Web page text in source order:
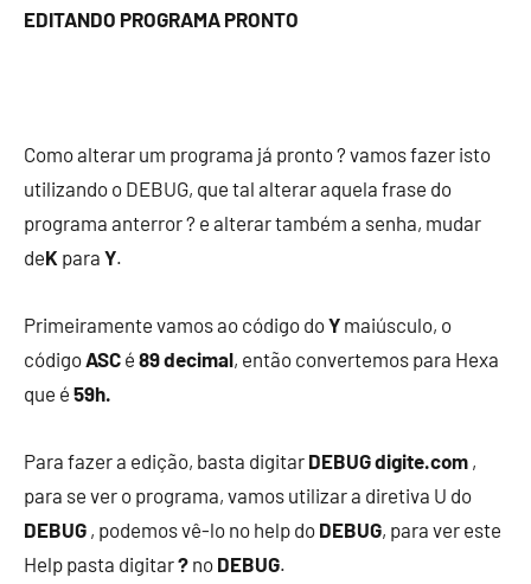
EDITANDO PROGRAMA PRONTO
Como alterar um programa já pronto ? vamos fazer isto
utilizando o DEBUG, que tal alterar aquela frase do
programa anterror ? e alterar também a senha, mudar
deK para Y.
Primeiramente vamos ao código doY maiúsculo, o
códigoASC é 89 decimal, então convertemos para Hexa
que é 59h.
Para fazer a edição, basta digitar DEBUG digite.com ,
para se ver o programa, vamos utilizar a diretiva U do
DEBUG , podemos vê-lo no help do DEBUG, para ver este
Help pasta digitar? no DEBUG.